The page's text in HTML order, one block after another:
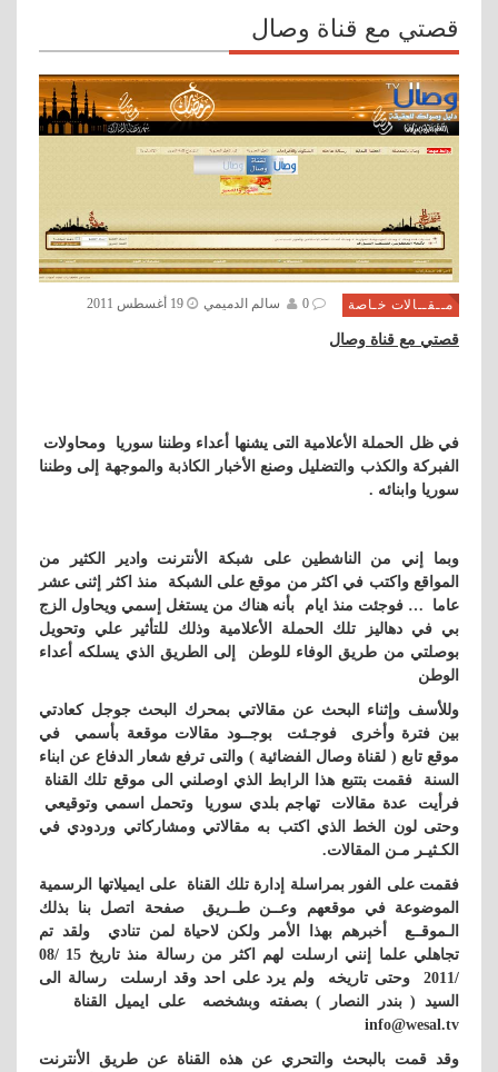
قصتي مع قناة وصال
مــقــالات خـاصة 0 سالم الدميمي 19 أغسطس 2011
قصتي مع قناة وصال
في ظل الحملة الأعلامية التى يشنها أعداء وطننا سوريا ومحاولات
الفبركة والكذب والتضليل وصنع الأخبار الكاذبة والموجهة إلى وطننا
سوريا وابنائه .
وبما إني من الناشطين على شبكة الأنترنت وادير الكثير من
المواقع واكتب في اكثر من موقع على الشبكة منذ اكثر إثنى عشر
عاما … فوجئت منذ ايام بأنه هناك من يستغل إسمي ويحاول الزج
بي في دهاليز تلك الحملة الأعلامية وذلك للتأثير علي وتحويل
بوصلتي من طريق الوفاء للوطن إلى الطريق الذي يسلكه أعداء
الوطن
وللأسف وإثناء البحث عن مقالاتي بمحرك البحث جوجل كعادتي
بين فترة وأخرى فوجـئت بوجــود مقالات موقعة بأسمي في
موقع تابع ( لقناة وصال الفضائية ) والتى ترفع شعار الدفاع عن ابناء
السنة فقمت بتتبع هذا الرابط الذي اوصلني الى موقع تلك القناة
فرأيت عدة مقالات تهاجم بلدي سوريا وتحمل اسمي وتوقيعي
وحتى لون الخط الذي اكتب به مقالاتي ومشاركاتي وردودي في
الكـثيـر مـن المقالات.
فقمت على الفور بمراسلة إدارة تلك القناة على ايميلاتها الرسمية
الموضوعة في موقعهم وعــن طــريق صفحة اتصل بنا بذلك
الـموقــع أخبرهم بهذا الأمر ولكن لاحياة لمن تنادي ولقد تم
تجاهلي علما إنني ارسلت لهم اكثر من رسالة منذ تاريخ 15 /08
/2011 وحتى تاريخه ولم يرد على احد وقد ارسلت رسالة الى
السيد ( بندر النصار ) بصفته وبشخصه على ايميل القناة
info@wesal.tv
وقد قمت بالبحث والتحري عن هذه القناة عن طريق الأنترنت